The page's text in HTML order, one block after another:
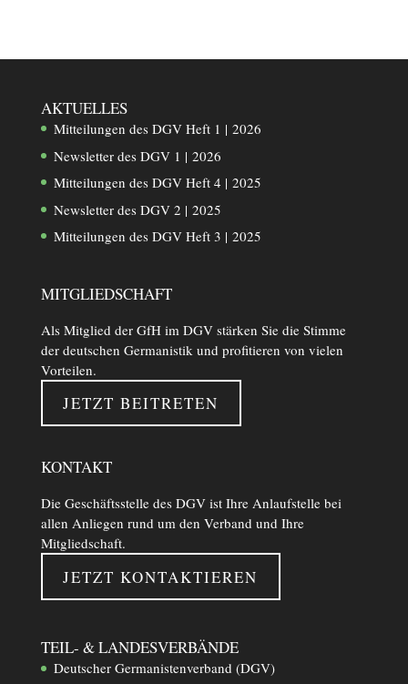
AKTUELLES
Mitteilungen des DGV Heft 1 | 2026
Newsletter des DGV 1 | 2026
Mitteilungen des DGV Heft 4 | 2025
Newsletter des DGV 2 | 2025
Mitteilungen des DGV Heft 3 | 2025
MITGLIEDSCHAFT
Als Mitglied der GfH im DGV stärken Sie die Stimme
der deutschen Germanistik und profitieren von vielen
Vorteilen.
JETZT BEITRETEN
KONTAKT
Die Geschäftsstelle des DGV ist Ihre Anlaufstelle bei
allen Anliegen rund um den Verband und Ihre
Mitgliedschaft.
JETZT KONTAKTIEREN
TEIL- & LANDESVERBÄNDE
Deutscher Germanistenverband (DGV)